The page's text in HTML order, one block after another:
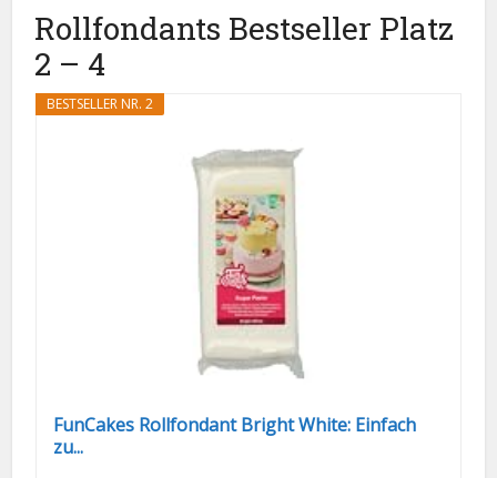
Rollfondants Bestseller Platz
2 – 4
BESTSELLER NR. 2
FunCakes Rollfondant Bright White: Einfach
zu...